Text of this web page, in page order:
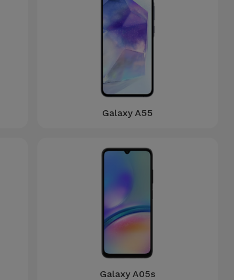
Galaxy A55
Galaxy A05s